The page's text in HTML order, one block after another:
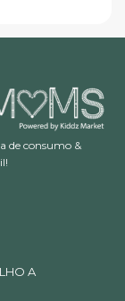
de consumo &
A